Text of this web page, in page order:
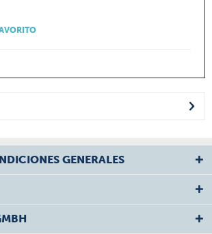
GENERALES